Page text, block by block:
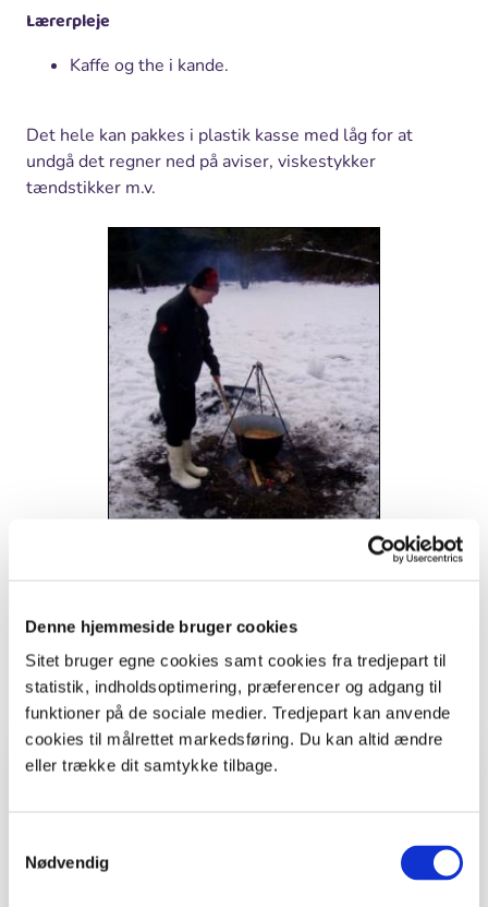
Denne hjemmeside bruger cookies
Sitet bruger egne cookies samt cookies fra tredjepart til
statistik, indholdsoptimering, præferencer og adgang til
funktioner på de sociale medier. Tredjepart kan anvende
cookies til målrettet markedsføring. Du kan altid ændre
eller trække dit samtykke tilbage.
Nødvendig
Lærerpleje
Kaffe og the i kande.
Det hele kan pakkes i plastik kasse med låg for at
undgå det regner ned på aviser, viskestykker
tændstikker m.v.
Foto: Rasmus Østerby.
Print
Hvem, hvad, hvor
Årstid